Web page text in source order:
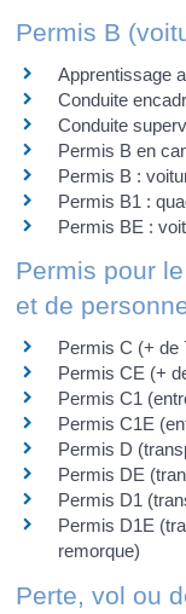
Permis B
Apprentissage
Conduite
Conduite
Permis B en
Permis B :
Permis B1 :
Permis BE :
Permis pour
et de
Permis C (+ de
Permis CE (+
Permis C1
Permis C1E
Permis D
Permis DE
Permis D1
Permis D1E
remorque)
Perte, vol ou